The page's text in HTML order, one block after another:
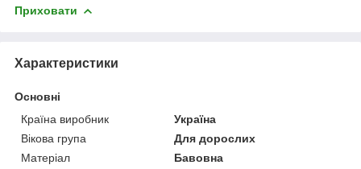
Приховати
Характеристики
Основні
Країна виробник
Україна
Вікова група
Для дорослих
Матеріал
Бавовна